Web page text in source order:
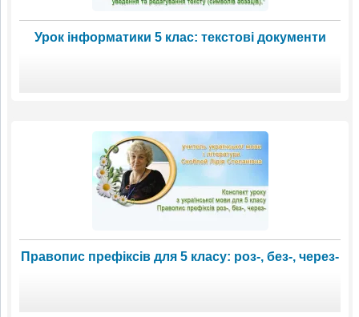
Урок інформатики 5 клас: текстові документи
Правопис префіксів для 5 класу: роз-, без-, через-